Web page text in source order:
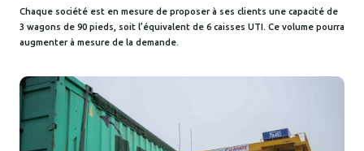
Chaque société est en mesure de proposer à ses clients une capacité de
3 wagons de 90 pieds, soit l’équivalent de 6 caisses UTI. Ce volume pourra
augmenter à mesure de la demande.